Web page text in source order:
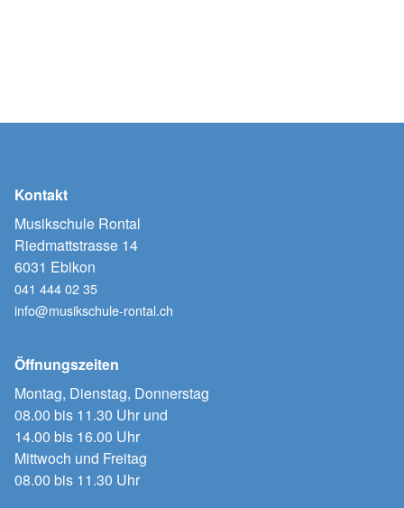
Kontakt
Musikschule Rontal
Riedmattstrasse 14
6031 Ebikon
041 444 02 35
info@musikschule-rontal.ch
Öffnungszeiten
Montag, Dienstag, Donnerstag
08.00 bis 11.30 Uhr und
14.00 bis 16.00 Uhr
Mittwoch und Freitag
08.00 bis 11.30 Uhr